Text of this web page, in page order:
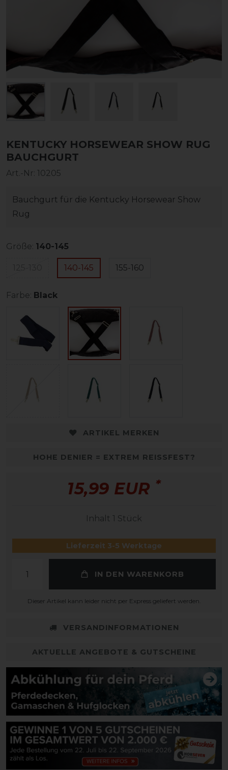
KENTUCKY HORSEWEAR SHOW RUG
BAUCHGURT
Art.-Nr: 10205
Bauchgurt für die Kentucky Horsewear Show
Rug
Größe: 140-145
140-145 155-160
Farbe: Black
ARTIKEL MERKEN
HOHE DENIER = EXTREM REISSFEST?
15,99 EUR *
Inhalt 1 Stück
Lieferzeit 3-5 Werktage
IN DEN WARENKORB
Dieser Artikel kann leider nicht per Express geliefert werden.
VERSANDINFORMATIONEN
AKTUELLE ANGEBOTE & GUTSCHEINE